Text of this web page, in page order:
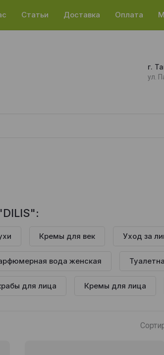
Статьи Доставка Оплата
г.
ул.
Кремы для век Уход за
вода женская
для лица Кремы для лица